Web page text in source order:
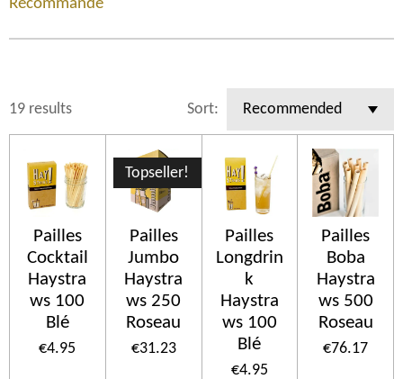
Recommandé
19 results Sort:
Pailles
Cocktail
Haystra
ws 100
Blé
€4.95
Topseller!
Pailles
Jumbo
Haystra
ws 250
Roseau
€31.23
Pailles
Longdrin
k
Haystra
ws 100
Blé
€4.95
Pailles
Boba
Haystra
ws 500
Roseau
€76.17